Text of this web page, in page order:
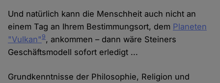
Und natürlich kann die Menschheit auch nicht an
einem Tag an Ihrem Bestimmungsort, dem Planeten
"Vulkan"9, ankommen – dann wäre Steiners
Geschäftsmodell sofort erledigt ...
Grundkenntnisse der Philosophie, Religion und